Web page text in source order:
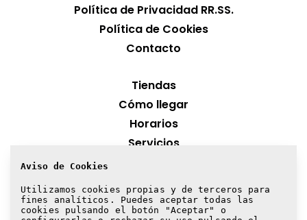
Política de Privacidad RR.SS.
Política de Cookies
Contacto
Tiendas
Cómo llegar
Horarios
Servicios
Suscribirme
Aviso de Cookies
Utilizamos cookies propias y de terceros para
fines analíticos. Puedes aceptar todas las
cookies pulsando el botón "Aceptar" o